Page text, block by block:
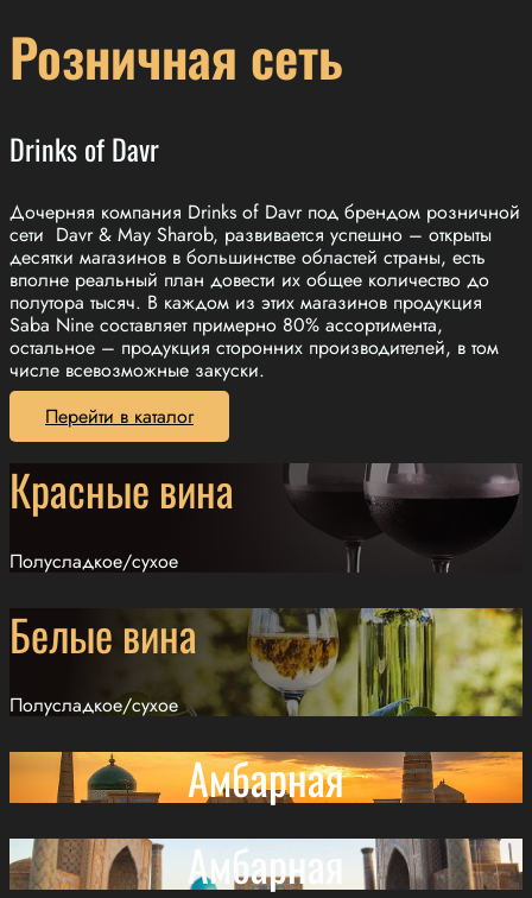
Розничная сеть
Drinks of Davr
Дочерняя компания Drinks of Davr под брендом розничной
сети Davr & May Sharob, развивается успешно – открыты
десятки магазинов в большинстве областей страны, есть
вполне реальный план довести их общее количество до
полутора тысяч. В каждом из этих магазинов продукция
Saba Nine составляет примерно 80% ассортимента,
остальное – продукция сторонних производителей, в том
числе всевозможные закуски.
Перейти в каталог
Красные вина
Полусладкое/сухое
Белые вина
Полусладкое/сухое
Амбарная
Амбарная